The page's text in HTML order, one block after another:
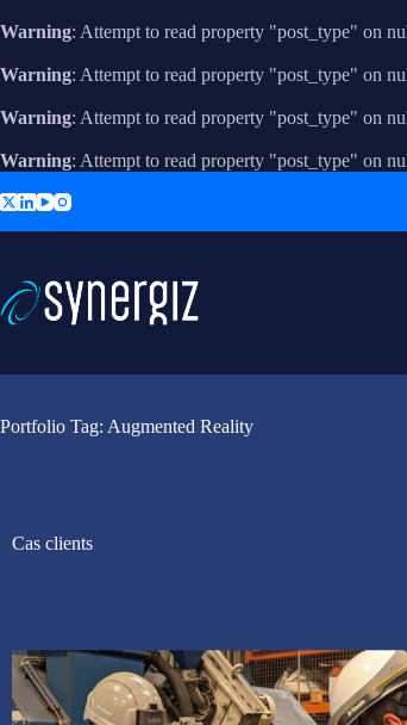
Warning: Attempt to read property "post_type" on
Warning: Attempt to read property "post_type" on
Warning: Attempt to read property "post_type" on
Warning: Attempt to read property "post_type" on
to
Portfolio Tag: Augmented Reality
Cas clients